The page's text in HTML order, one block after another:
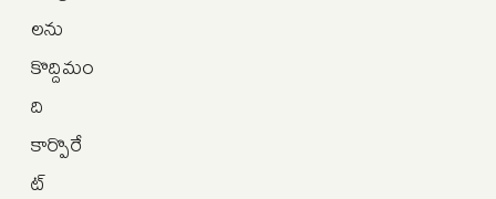
లను
కొద్దిమం
ది
కార్పొరే
ట్